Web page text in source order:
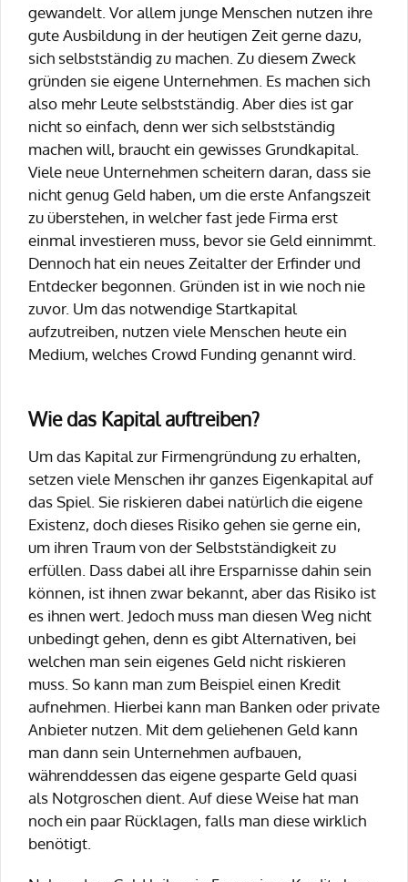
gewandelt. Vor allem junge Menschen nutzen ihre
gute Ausbildung in der heutigen Zeit gerne dazu,
sich selbstständig zu machen. Zu diesem Zweck
gründen sie eigene Unternehmen. Es machen sich
also mehr Leute selbstständig. Aber dies ist gar
nicht so einfach, denn wer sich selbstständig
machen will, braucht ein gewisses Grundkapital.
Viele neue Unternehmen scheitern daran, dass sie
nicht genug Geld haben, um die erste Anfangszeit
zu überstehen, in welcher fast jede Firma erst
einmal investieren muss, bevor sie Geld einnimmt.
Dennoch hat ein neues Zeitalter der Erfinder und
Entdecker begonnen. Gründen ist in wie noch nie
zuvor. Um das notwendige Startkapital
aufzutreiben, nutzen viele Menschen heute ein
Medium, welches Crowd Funding genannt wird.
Wie das Kapital auftreiben?
Um das Kapital zur Firmengründung zu erhalten,
setzen viele Menschen ihr ganzes Eigenkapital auf
das Spiel. Sie riskieren dabei natürlich die eigene
Existenz, doch dieses Risiko gehen sie gerne ein,
um ihren Traum von der Selbstständigkeit zu
erfüllen. Dass dabei all ihre Ersparnisse dahin sein
können, ist ihnen zwar bekannt, aber das Risiko ist
es ihnen wert. Jedoch muss man diesen Weg nicht
unbedingt gehen, denn es gibt Alternativen, bei
welchen man sein eigenes Geld nicht riskieren
muss. So kann man zum Beispiel einen Kredit
aufnehmen. Hierbei kann man Banken oder private
Anbieter nutzen. Mit dem geliehenen Geld kann
man dann sein Unternehmen aufbauen,
währenddessen das eigene gesparte Geld quasi
als Notgroschen dient. Auf diese Weise hat man
noch ein paar Rücklagen, falls man diese wirklich
benötigt.